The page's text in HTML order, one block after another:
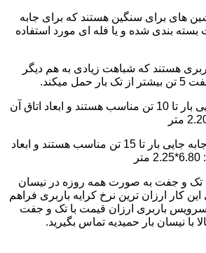
های برای سنگین هستند که برای جابه
بسته بندی شده و یا فله ای مورد استفاده
هستند که شباهت زیادی به هم دیگر
میکند.
6 چرخ ها برای جابه جایی بار تا 10 تن مناسب هستند و ابعاد اتاق آن
همان 10 چرخ ها برای جابه جایی بار تا 15 تن مناسب هستند و ابعاد
تک و جفت به صورت همه روزه در نیسان
کار ارزان ترین نرخ کرایه باربری فراهم
سرویس باربری ارزان قیمت با تک و جفت
با نیسان بار حمیدیه تماس بگیرید.